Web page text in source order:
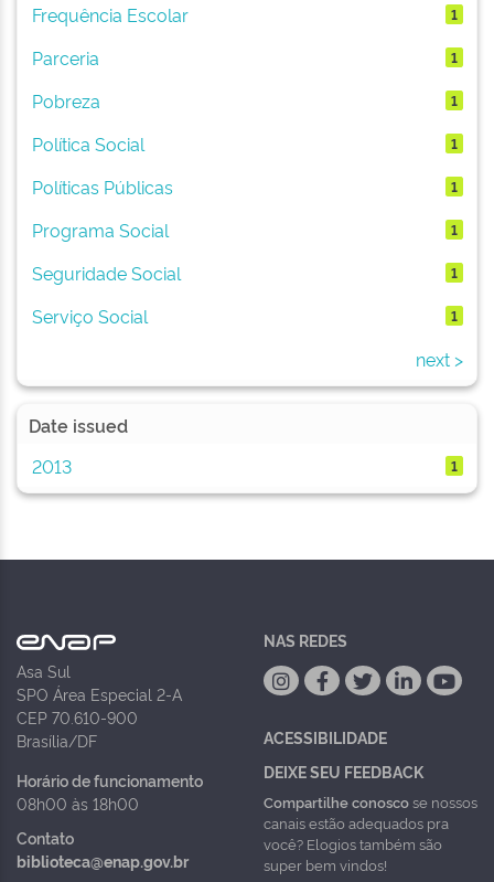
Frequência Escolar 1
Parceria 1
Pobreza 1
Política Social 1
Políticas Públicas 1
Programa Social 1
Seguridade Social 1
Serviço Social 1
next >
Date issued
2013
1
Asa Sul
SPO Área Especial 2-A
CEP 70.610-900
Brasília/DF
Horário de funcionamento
08h00 às 18h00
Contato
biblioteca@enap.gov.br
NAS REDES
ACESSIBILIDADE
DEIXE SEU FEEDBACK
Compartilhe conoscose nossos
canais estão adequados pra
você? Elogios também são
super bem vindos!